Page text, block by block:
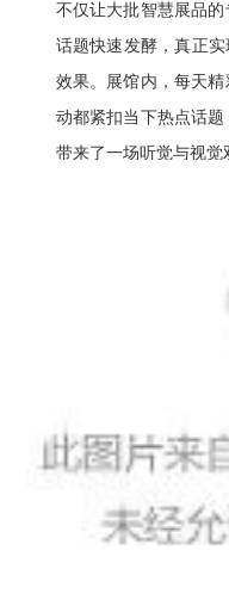
不仅让大批智慧展品
话题快速发酵，真正
效果。展馆内，每天
动都紧扣当下热点话题
带来了一场听觉与视觉